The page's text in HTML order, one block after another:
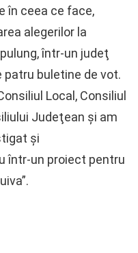
în ceea ce face,
alegerilor la
într-un judeţ
buletine de vot.
Local, Consiliul
Judeţean şi am
şi
într-un proiect pentru